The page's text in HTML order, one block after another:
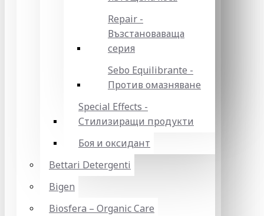
Repair -
Възстановаваща
серия
Sebo Equilibrante -
Против омазняване
Special Effects -
Стилизиращи продукти
Боя и оксидант
Bettari Detergenti
Bigen
Biosfera – Organic Care